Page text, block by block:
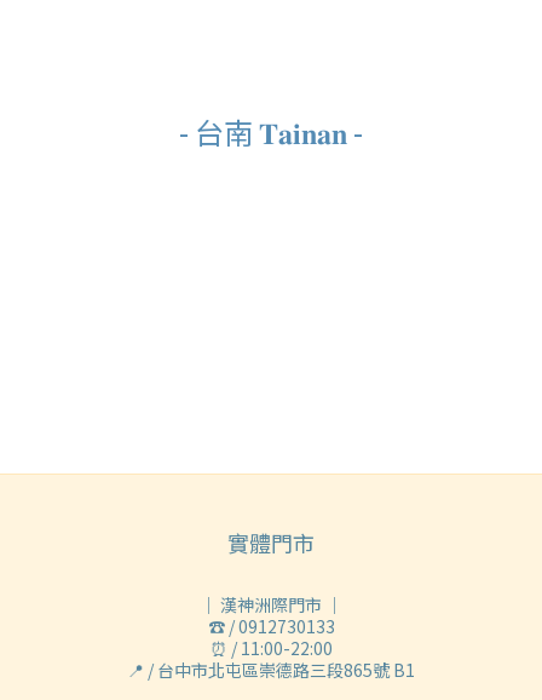
- 台南 𝐓𝐚𝐢𝐧𝐚𝐧 -
實體門市
｜ 漢神洲際門市 ｜
☎ / 0912730133
⏰ / 11:00-22:00
📍 / 台中市北屯區崇德路三段865號 B1